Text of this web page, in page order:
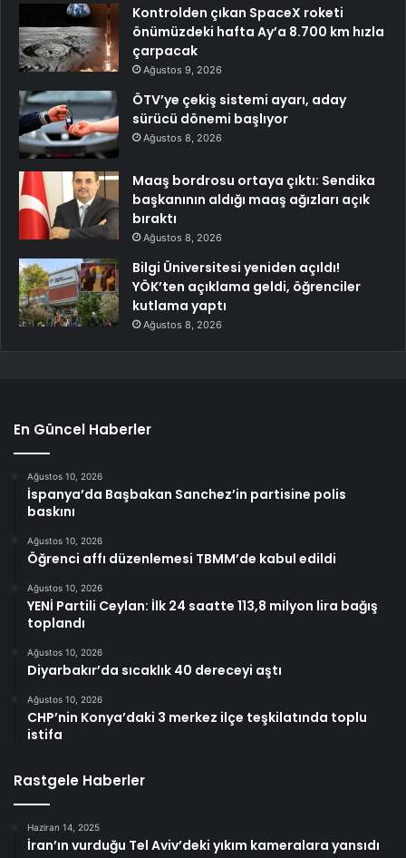
Kontrolden çıkan SpaceX roketi
önümüzdeki hafta Ay’a 8.700 km hızla
çarpacak
Ağustos 9, 2026
ÖTV’ye çekiş sistemi ayarı, aday
sürücü dönemi başlıyor
Ağustos 8, 2026
Maaş bordrosu ortaya çıktı: Sendika
başkanının aldığı maaş ağızları açık
bıraktı
Ağustos 8, 2026
Bilgi Üniversitesi yeniden açıldı!
YÖK’ten açıklama geldi, öğrenciler
kutlama yaptı
Ağustos 8, 2026
En Güncel Haberler
Ağustos 10, 2026
İspanya’da Başbakan Sanchez’in partisine polis
baskını
Ağustos 10, 2026
Öğrenci affı düzenlemesi TBMM’de kabul edildi
Ağustos 10, 2026
YENİ Partili Ceylan: İlk 24 saatte 113,8 milyon lira bağış
toplandı
Ağustos 10, 2026
Diyarbakır’da sıcaklık 40 dereceyi aştı
Ağustos 10, 2026
CHP’nin Konya’daki 3 merkez ilçe teşkilatında toplu
istifa
Rastgele Haberler
Haziran 14, 2025
İran’ın vurduğu Tel Aviv’deki yıkım kameralara yansıdı